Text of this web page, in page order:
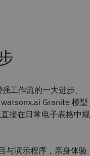
工作流的一大进步。
Granite 模型
接在日常电子表格中规
与演示程序，亲身体验